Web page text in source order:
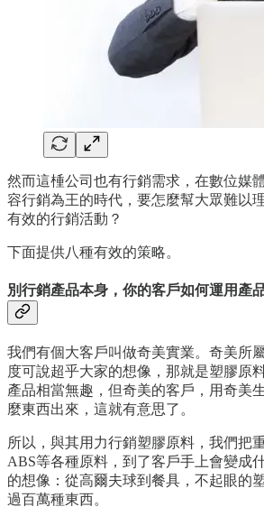
然而這㮔公司也有行銷需求，在數位媒
容行銷為王的時代，要怎麼幫大眾難以
有效的行銷活動？
下面提供八種有效的策略。
別行銷產品本身，你的客戶如何運用產
我們有個大客戶叫做奇美實業。奇美所
度可說超乎大家的想像，那就是塑膠原
產品相當無趣，但奇美的客戶，用奇美
麼東西出來，這就有意思了。
所以，與其用力行銷塑膠原料，我們把
ABS等各種原料，到了客戶手上會變成
的想像：從高爾夫球到餐具，不起眼的
過百萬種東西。